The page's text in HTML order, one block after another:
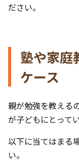
ださい。
塾や家庭
ケース
親が勉強を教える
が子どもにとって
以下に当てはまる
い。